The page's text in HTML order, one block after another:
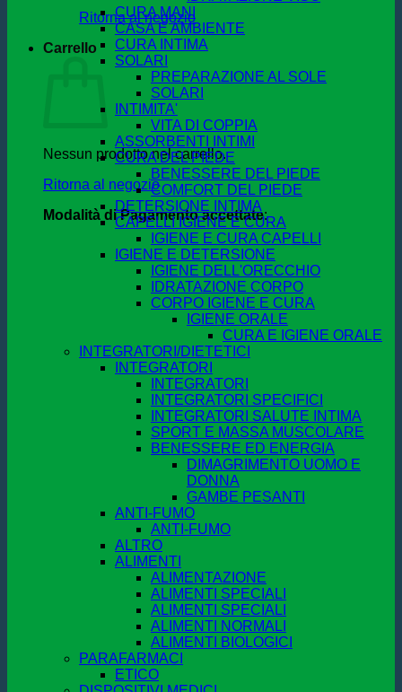
Ritorna al negozio
Carrello
Nessun prodotto nel carrello.
Ritorna al negozio
Modalità di Pagamento accettate:
CURA MANI
CASA E AMBIENTE
CURA INTIMA
SOLARI
PREPARAZIONE AL SOLE
SOLARI
INTIMITA'
VITA DI COPPIA
ASSORBENTI INTIMI
CURA DEL PIEDE
BENESSERE DEL PIEDE
COMFORT DEL PIEDE
DETERSIONE INTIMA
CAPELLI IGIENE E CURA
IGIENE E CURA CAPELLI
IGIENE E DETERSIONE
IGIENE DELL'ORECCHIO
IDRATAZIONE CORPO
CORPO IGIENE E CURA
IGIENE ORALE
CURA E IGIENE ORALE
INTEGRATORI/DIETETICI
INTEGRATORI
INTEGRATORI
INTEGRATORI SPECIFICI
INTEGRATORI SALUTE INTIMA
SPORT E MASSA MUSCOLARE
BENESSERE ED ENERGIA
DIMAGRIMENTO UOMO E
DONNA
GAMBE PESANTI
ANTI-FUMO
ANTI-FUMO
ALTRO
ALIMENTI
ALIMENTAZIONE
ALIMENTI SPECIALI
ALIMENTI SPECIALI
ALIMENTI NORMALI
ALIMENTI BIOLOGICI
PARAFARMACI
ETICO